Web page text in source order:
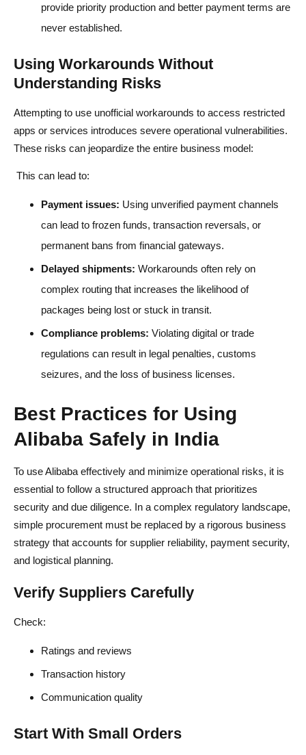
provide priority production and better payment terms are
never established.
Using Workarounds Without
Understanding Risks
Attempting to use unofficial workarounds to access restricted
apps or services introduces severe operational vulnerabilities.
These risks can jeopardize the entire business model:
This can lead to:
Payment issues: Using unverified payment channels
can lead to frozen funds, transaction reversals, or
permanent bans from financial gateways.
Delayed shipments: Workarounds often rely on
complex routing that increases the likelihood of
packages being lost or stuck in transit.
Compliance problems: Violating digital or trade
regulations can result in legal penalties, customs
seizures, and the loss of business licenses.
Best Practices for Using
Alibaba Safely in India
To use Alibaba effectively and minimize operational risks, it is
essential to follow a structured approach that prioritizes
security and due diligence. In a complex regulatory landscape,
simple procurement must be replaced by a rigorous business
strategy that accounts for supplier reliability, payment security,
and logistical planning.
Verify Suppliers Carefully
Check:
Ratings and reviews
Transaction history
Communication quality
Start With Small Orders